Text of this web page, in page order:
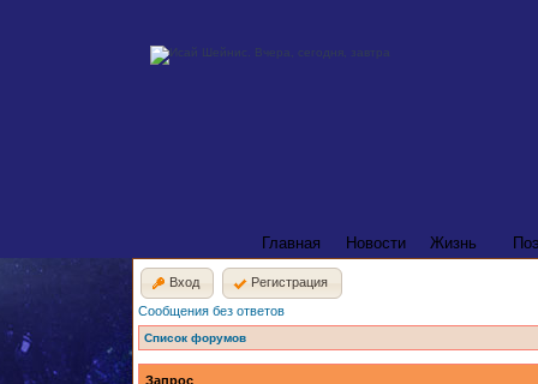
Главная Новости Жизнь
Вход
Регистрация
Сообщения без ответов
Список форумов
Запрос